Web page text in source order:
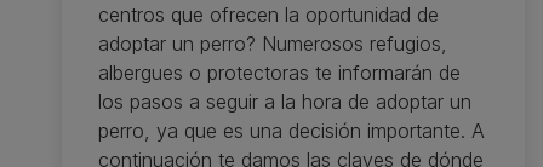
centros que ofrecen la oportunidad de
adoptar un perro? Numerosos refugios,
albergues o protectoras te informarán de
los pasos a seguir a la hora de adoptar un
perro, ya que es una decisión importante. A
continuación te damos las claves de dónde